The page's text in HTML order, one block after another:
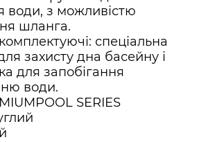
води, з можливістю
шланга.
спеціальна
захисту дна басейну і
для запобігання
води.
SERIES